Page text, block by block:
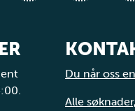
Du når oss
Alle